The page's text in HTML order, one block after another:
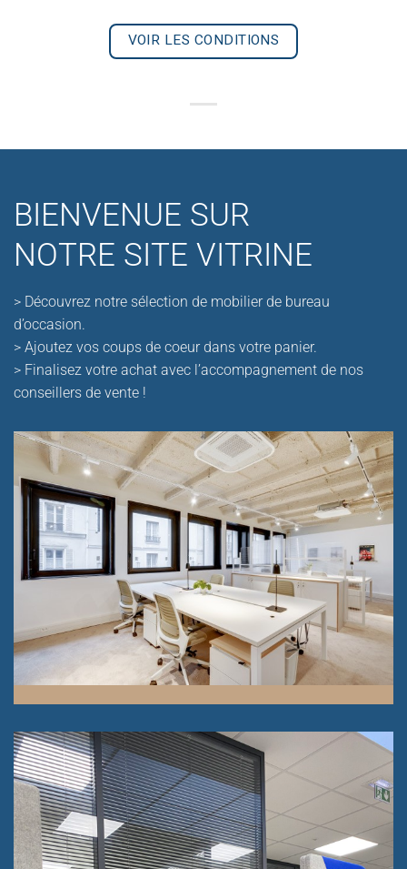
VOIR LES CONDITIONS
BIENVENUE SUR
NOTRE SITE VITRINE
> Découvrez notre sélection de mobilier de bureau
d’occasion.
> Ajoutez vos coups de coeur dans votre panier.
> Finalisez votre achat avec l’accompagnement de nos
conseillers de vente !